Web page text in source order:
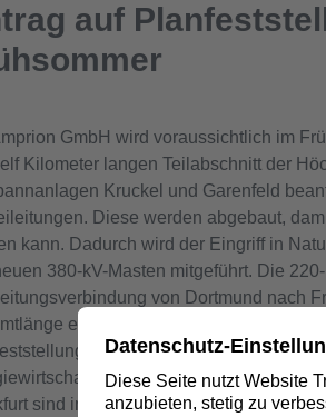
auf
GmbH wird voraussichtlich im
Kilometer langen Teilabschnitt der
Kruckel und Garenfeld
Diese werden abgebaut,
kann. Dadurch wird der Eingriff in
380-kV-Masten mitgeführt. Die
von Dortmund nach
etwa 113 Kilometer - neu
Der Abschnitt
Notwendigkeit und der
sind im